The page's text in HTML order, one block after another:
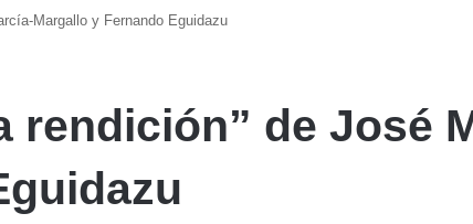
Margallo y Fernando Eguidazu
rendición” de José